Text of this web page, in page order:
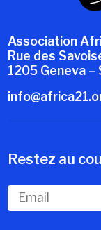
Association
Rue des
1205 Geneva –
Restez au